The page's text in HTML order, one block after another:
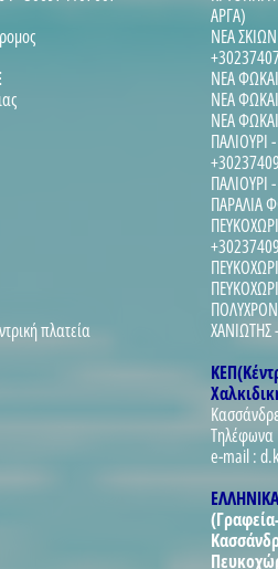
πλατεία
ΑΡΓΑ)
ΝΕΑ
ΝΕΑ
ΝΕΑ
ΝΕΑ
ΠΑΛΙΟΥΡΙ
ΠΑΡΑΛΙΑ
ΧΑΝΙΩΤΗΣ
Τηλέφωνα
e-mail :